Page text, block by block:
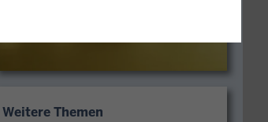
Weitere Themen